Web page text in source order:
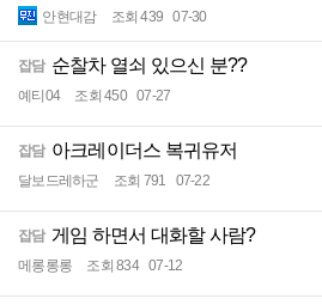
안현대감 조회 439 07-30
잡담 순찰차 열쇠 있으신 분??
예티04 조회 450 07-27
잡담 아크레이더스 복귀유저
달보드레하군 조회 791 07-22
잡담 게임 하면서 대화할 사람?
메롱롱롱 조회 834 07-12